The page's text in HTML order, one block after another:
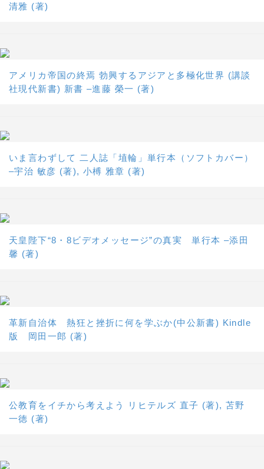
清雅 (著)
アメリカ帝国の終焉 勃興するアジアと多極化世界 (講談
社現代新書) 新書 –進藤 榮一 (著)
いま言わずして 二人誌「埴輪」単行本（ソフトカバー）
–宇治 敏彦 (著), 小榑 雅章 (著)
天皇陛下“8・8ビデオメッセージ”の真実 単行本 –添田
馨 (著)
革新自治体 熱狂と挫折に何を学ぶか(中公新書) Kindle
版 岡田一郎 (著)
公教育をイチから考えよう リヒテルズ 直子 (著), 苫野
一徳 (著)